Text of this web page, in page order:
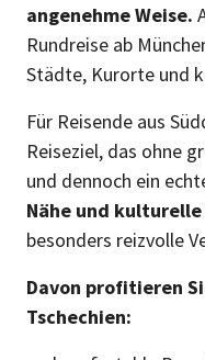
angenehme Weise.
Rundreise ab
Städte, Kurorte und
Für Reisende aus
Reiseziel, das ohne
und dennoch ein
Nähe und
besonders reizvolle
Davon profitieren
Tschechien: